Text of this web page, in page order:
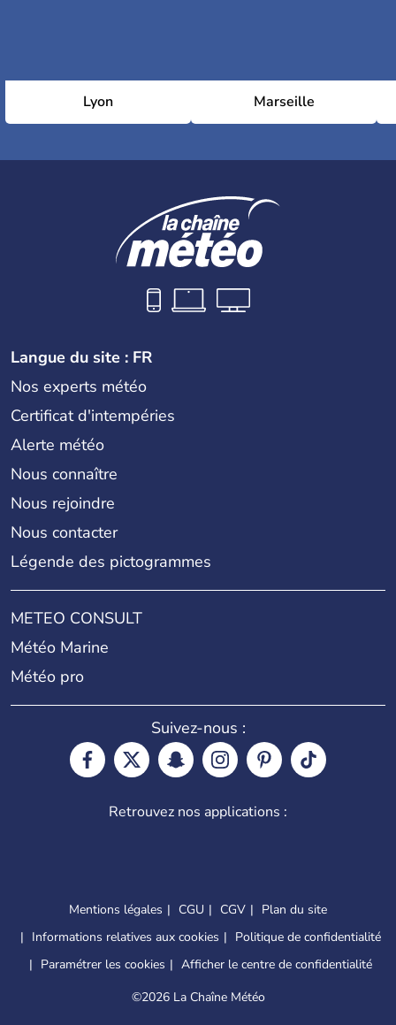
Lyon Marseille
Langue du site : FR
Nos experts météo
Certificat d'intempéries
Alerte météo
Nous connaître
Nous rejoindre
Nous contacter
Légende des pictogrammes
METEO CONSULT
Météo Marine
Météo pro
Suivez-nous :
Retrouvez nos applications :
Mentions légales CGU CGV
Plan du site
Informations relatives aux cookies
Politique de confidentialité
Paramétrer les cookies
Afficher le centre de confidentialité
©2026 La Chaîne Météo